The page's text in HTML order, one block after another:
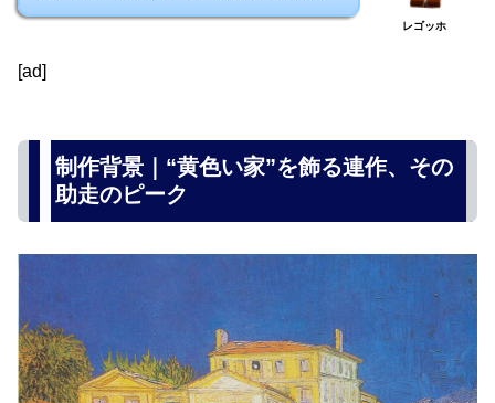
レゴッホ
[ad]
制作背景｜“黄色い家”を飾る連作、その
助走のピーク